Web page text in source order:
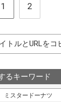
1 2
トルとURLをコ
るキーワード
ミスタードーナツ